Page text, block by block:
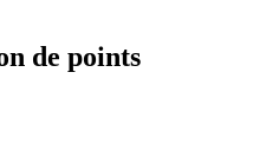
de points